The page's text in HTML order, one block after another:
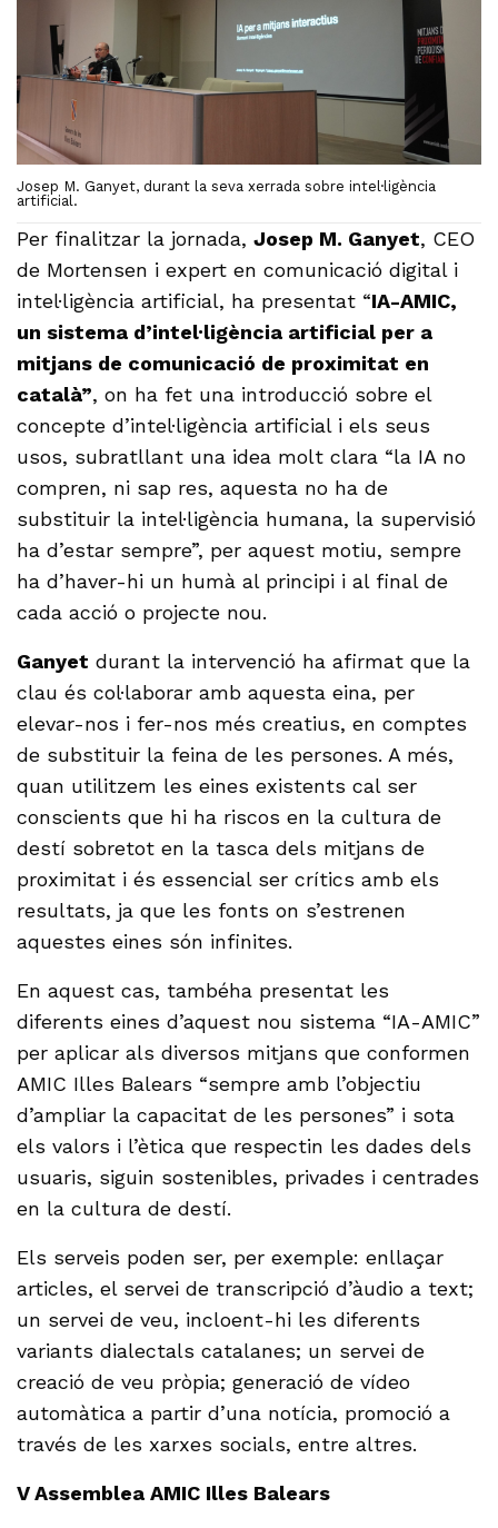
Josep M. Ganyet, durant la seva xerrada sobre intel·ligència
artificial.
Per finalitzar la jornada,Josep M. Ganyet, CEO
de Mortensen i expert en comunicació digital i
intel·ligència artificial, ha presentat “IA-AMIC,
un sistema d’intel·ligència artificial per a
mitjans de comunicació de proximitat en
català”, on ha fet una introducció sobre el
concepte d’intel·ligència artificial i els seus
usos, subratllant una idea molt clara “la IA no
compren, ni sap res, aquesta no ha de
substituir la intel·ligència humana, la supervisió
ha d’estar sempre”, per aquest motiu, sempre
ha d’haver-hi un humà al principi i al final de
cada acció o projecte nou.
Ganyet durant la intervenció ha afirmat que la
clau és col·laborar amb aquesta eina, per
elevar-nos i fer-nos més creatius, en comptes
de substituir la feina de les persones. A més,
quan utilitzem les eines existents cal ser
conscients que hi ha riscos en la cultura de
destí sobretot en la tasca dels mitjans de
proximitat i és essencial ser crítics amb els
resultats, ja que les fonts on s’estrenen
aquestes eines són infinites.
En aquest cas, tambéha presentat les
diferents eines d’aquest nou sistema “IA-AMIC”
per aplicar als diversos mitjans que conformen
AMIC Illes Balears “sempre amb l’objectiu
d’ampliar la capacitat de les persones” i sota
els valors i l’ètica que respectin les dades dels
usuaris, siguin sostenibles, privades i centrades
en la cultura de destí.
Els serveis poden ser, per exemple: enllaçar
articles, el servei de transcripció d’àudio a text;
un servei de veu, incloent-hi les diferents
variants dialectals catalanes; un servei de
creació de veu pròpia; generació de vídeo
automàtica a partir d’una notícia, promoció a
través de les xarxes socials, entre altres.
V Assemblea AMIC Illes Balears